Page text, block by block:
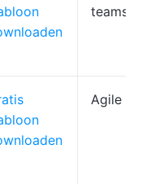
teams
Agile